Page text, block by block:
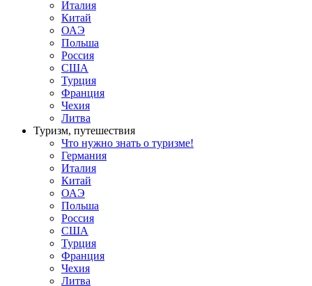
Италия
Китай
ОАЭ
Польша
Россия
США
Турция
Франция
Чехия
Литва
Туризм, путешествия
Что нужно знать о туризме!
Германия
Италия
Китай
ОАЭ
Польша
Россия
США
Турция
Франция
Чехия
Литва